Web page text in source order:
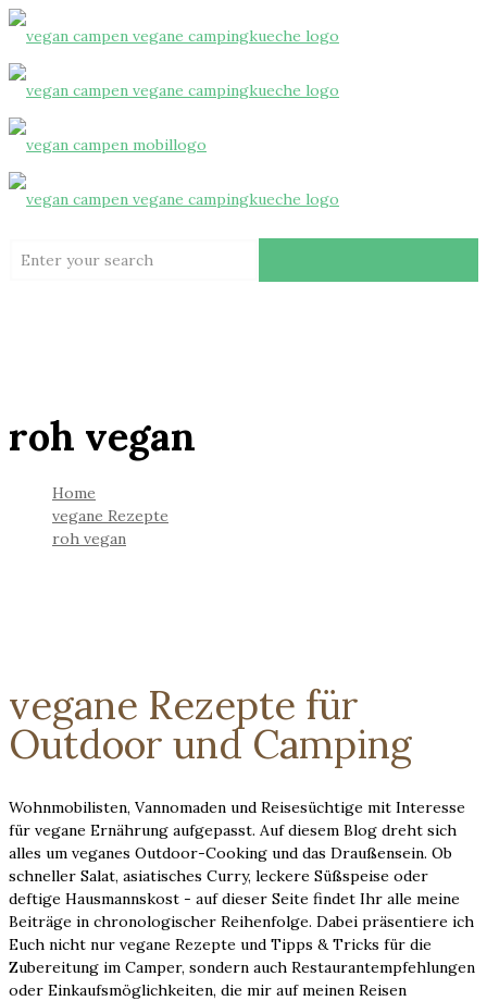
roh vegan
Home
vegane Rezepte
roh vegan
vegane Rezepte für
Outdoor und Camping
Wohnmobilisten, Vannomaden und Reisesüchtige mit Interesse
für vegane Ernährung aufgepasst. Auf diesem Blog dreht sich
alles um veganes Outdoor-Cooking und das Draußensein. Ob
schneller Salat, asiatisches Curry, leckere Süßspeise oder
deftige Hausmannskost - auf dieser Seite findet Ihr alle meine
Beiträge in chronologischer Reihenfolge. Dabei präsentiere ich
Euch nicht nur vegane Rezepte und Tipps & Tricks für die
Zubereitung im Camper, sondern auch Restaurantempfehlungen
oder Einkaufsmöglichkeiten, die mir auf meinen Reisen